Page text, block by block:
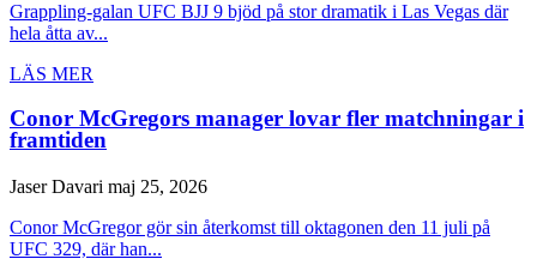
Grappling-galan UFC BJJ 9 bjöd på stor dramatik i Las Vegas där
hela åtta av...
LÄS MER
Conor McGregors manager lovar fler matchningar i
framtiden
Jaser Davari maj 25, 2026
Conor McGregor gör sin återkomst till oktagonen den 11 juli på
UFC 329, där han...